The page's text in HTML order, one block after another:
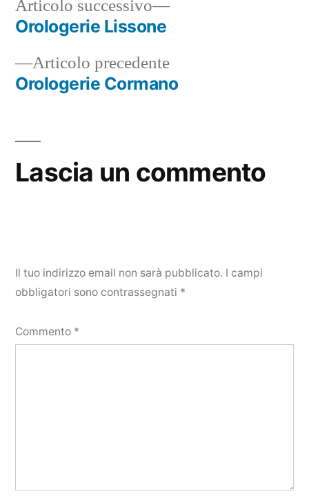
Navigazione
articoli
Articolo precedenteArticolo
precedente:
Orologerie Cormano
Articolo successivo
Articolo
Orologerie Lissone
Lascia un commento
Il tuo indirizzo email non sarà pubblicato. I campi
obbligatori sono contrassegnati *
Commento *